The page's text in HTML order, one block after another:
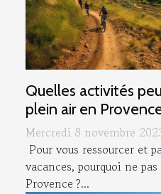
Quelles activités
plein air en
Mercredi 8 novembre
Pour vous ressourcer et
vacances, pourquoi ne
Provence ?...